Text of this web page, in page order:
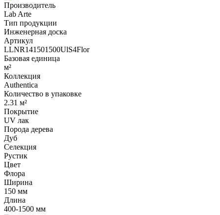
Производитель
Lab Arte
Тип продукции
Инженерная доска
Артикул
LLNR141501500UlS4Flor
Базовая единица
м²
Коллекция
Authentica
Количество в упаковке
2.31 м²
Покрытие
UV лак
Порода дерева
Дуб
Селекция
Рустик
Цвет
Флора
Ширина
150 мм
Длина
400-1500 мм